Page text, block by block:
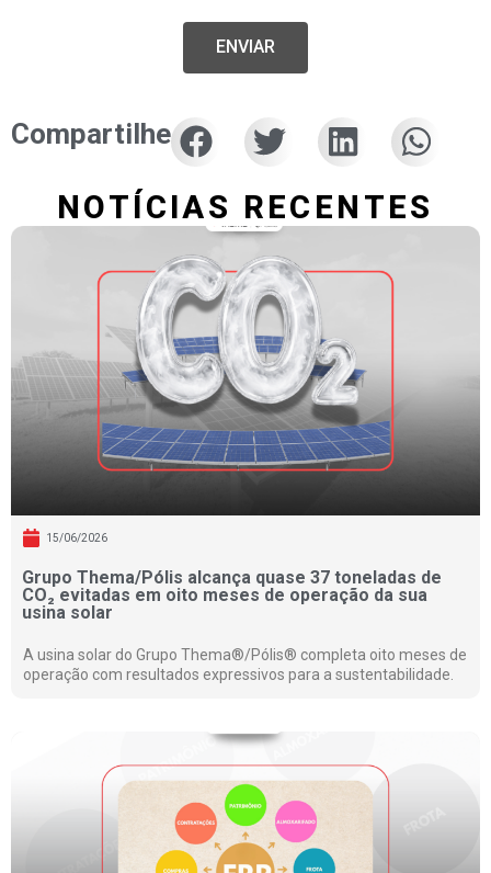
ENVIAR
Compartilhe
NOTÍCIAS RECENTES
15/06/2026
Grupo Thema/Pólis alcança quase 37 toneladas de
CO₂ evitadas em oito meses de operação da sua
usina solar
A usina solar do Grupo Thema®/Pólis® completa oito meses de
operação com resultados expressivos para a sustentabilidade.